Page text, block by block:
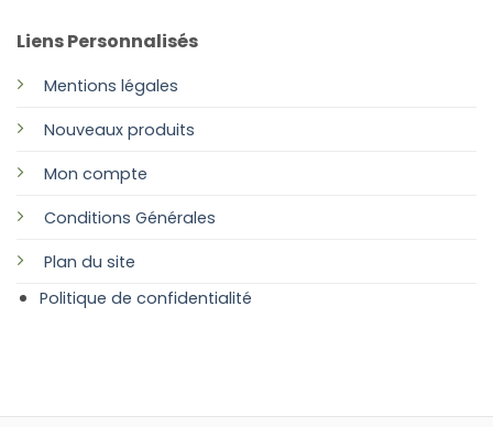
Liens Personnalisés
Mentions légales
Nouveaux produits
Mon compte
Conditions Générales
Plan du site
Politique de confidentialité